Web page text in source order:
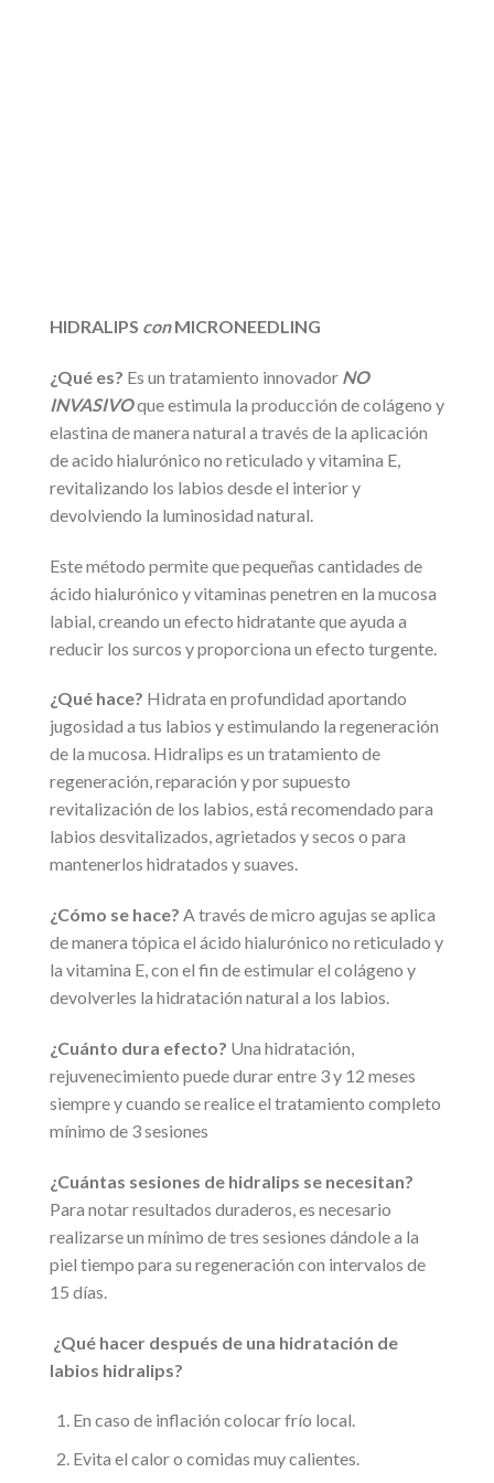
HIDRALIPS con MICRONEEDLING
¿Qué es? Es un tratamiento innovador NO
INVASIVOque estimula la producción de colágeno y
elastina de manera natural a través de la aplicación
de acido hialurónico no reticulado y vitamina E,
revitalizando los labios desde el interior y
devolviendo la luminosidad natural.
Este método permite que pequeñas cantidades de
ácido hialurónico y vitaminas penetren en la mucosa
labial, creando un efecto hidratante que ayuda a
reducir los surcos y proporciona un efecto turgente.
¿Qué hace? Hidrata en profundidad aportando
jugosidad a tus labios y estimulando la regeneración
de la mucosa. Hidralips es un tratamiento de
regeneración, reparación y por supuesto
revitalización de los labios, está recomendado para
labios desvitalizados, agrietados y secos o para
mantenerlos hidratados y suaves.
¿Cómo se hace? A través de micro agujas se aplica
de manera tópica el ácido hialurónico no reticulado y
la vitamina E, con el fin de estimular el colágeno y
devolverles la hidratación natural a los labios.
¿Cuánto dura efecto? Una hidratación,
rejuvenecimiento puede durar entre 3 y 12 meses
siempre y cuando se realice el tratamiento completo
mínimo de 3 sesiones
¿Cuántas sesiones de hidralips se necesitan?
Para notar resultados duraderos, es necesario
realizarse un mínimo de tres sesiones dándole a la
piel tiempo para su regeneración con intervalos de
15 días.
¿Qué hacer después de una hidratación de
labios hidralips?
En caso de inflación colocar frío local.
Evita el calor o comidas muy calientes.